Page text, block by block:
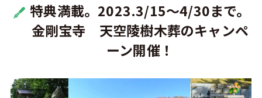
特典満載。2023.3/15～4/30まで。
金剛宝寺 天空陵樹木葬のキャンペ
ーン開催！